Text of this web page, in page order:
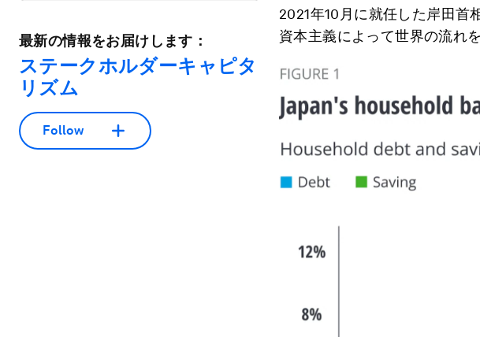
最新の情報をお届けします：
ステークホルダーキャピタ
リズム
Follow
2021年10月に就任した岸田首
資本主義によって世界の流れ